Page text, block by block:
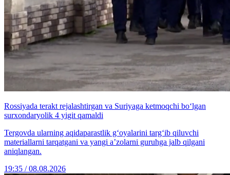
Rossiyada terakt rejalashtirgan va Suriyaga ketmoqchi bo‘lgan
surxondaryolik 4 yigit qamaldi
Tergovda ularning aqidaparastlik g‘oyalarini targ‘ib qiluvchi
materiallarni tarqatgani va yangi a’zolarni guruhga jalb qilgani
aniqlangan.
19:35 / 08.08.2026